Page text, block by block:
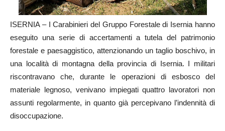
ISERNIA – I Carabinieri del Gruppo Forestale di Isernia hanno
eseguito una serie di accertamenti a tutela del patrimonio
forestale e paesaggistico, attenzionando un taglio boschivo, in
una località di montagna della provincia di Isernia. I militari
riscontravano che, durante le operazioni di esbosco del
materiale legnoso, venivano impiegati quattro lavoratori non
assunti regolarmente, in quanto già percepivano l’indennità di
disoccupazione.